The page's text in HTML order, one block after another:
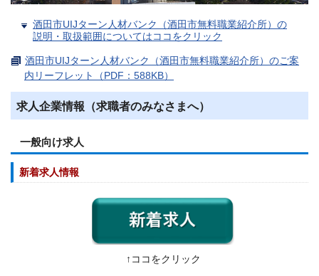
酒田市UIJターン人材バンク（酒田市無料職業紹介所）の
説明・取扱範囲についてはココをクリック
酒田市UIJターン人材バンク（酒田市無料職業紹介所）のご案
内リーフレット（PDF：588KB）
求人企業情報（求職者のみなさまへ）
一般向け求人
新着求人情報
↑ココをクリック